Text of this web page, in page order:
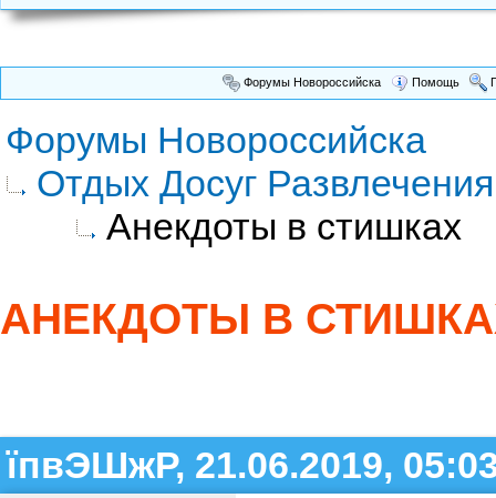
Форумы Новороссийска Помощь
Форумы Новороссийска
Отдых Досуг Развлечения
Анекдоты в стишках
АНЕКДОТЫ В
їпвЭШжР, 21.06.2019,